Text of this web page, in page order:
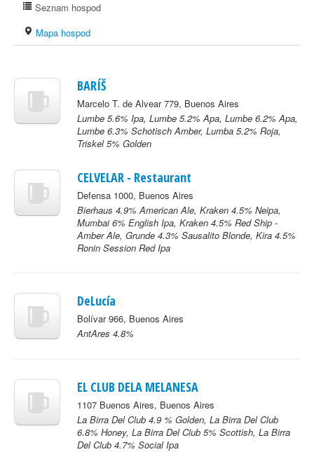
Seznam hospod
Mapa hospod
BARÍŠ
Marcelo T. de Alvear 779, Buenos Aires
Lumbe 5.6% Ipa, Lumbe 5.2% Apa, Lumbe 6.2% Apa,
Lumbe 6.3% Schotisch Amber, Lumba 5.2% Roja,
Triskel 5% Golden
CELVELAR - Restaurant
Defensa 1000, Buenos Aires
Bierhaus 4.9% American Ale, Kraken 4.5% Neipa,
Mumbai 6% English Ipa, Kraken 4.5% Red Ship -
Amber Ale, Grunde 4.3% Sausalito Blonde, Kira 4.5%
Ronin Session Red Ipa
DeLucía
Bolívar 966, Buenos Aires
AntAres 4.8%
EL CLUB DELA MELANESA
1107 Buenos Aires, Buenos Aires
La Birra Del Club 4.9 % Golden, La Birra Del Club
6.8% Honey, La Birra Del Club 5% Scottish, La Birra
Del Club 4.7% Social Ipa